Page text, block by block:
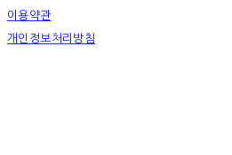
이용약관
개인정보처리방침